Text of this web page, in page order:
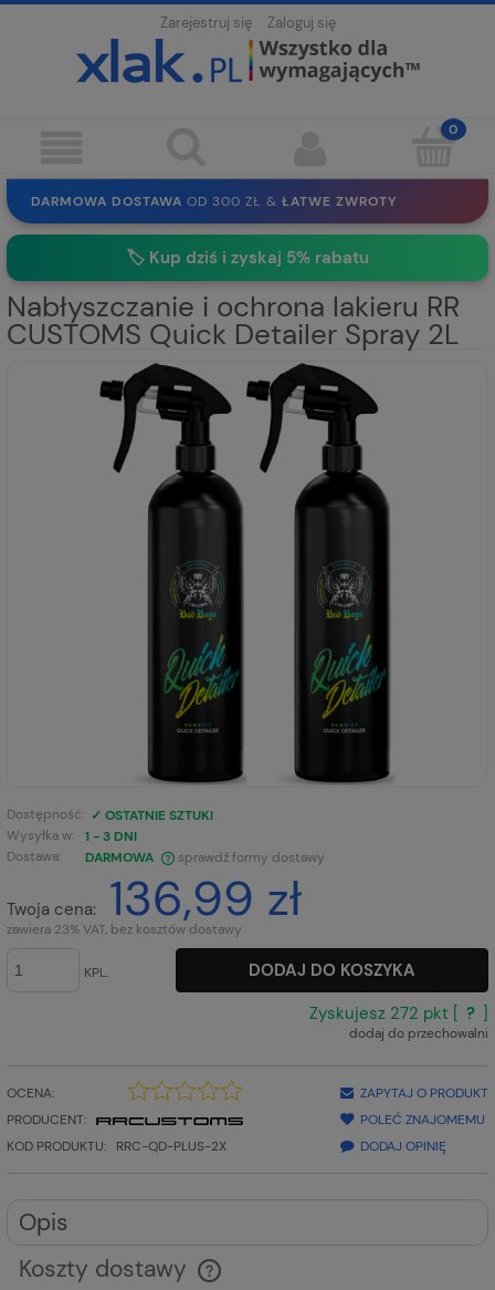
Zarejestruj się Zaloguj się
DARMOWA DOSTAWA OD 300 ZŁ & ŁATWE ZWROTY
100 DNI NA ZWROT BEZ REJESTRACJI
🏷️ Kup dziś i zyskaj 5% rabatu
Nabłyszczanie i ochrona lakieru RR
CUSTOMS Quick Detailer Spray 2L
Dostępność: ✓ OSTATNIE SZTUKI
Wysyłka w:
1 - 3 DNI
Dostawa:
DARMOWA
CENA NIE ZAWIERA EWENTUALNYCH KOSZTÓW PŁATNOŚCI
sprawdź formy dostawy
Twoja cena: 136,99 zł
zawiera 23% VAT, bez kosztów dostawy
KPL.
DODAJ DO KOSZYKA
Zyskujesz 272 pkt [ ?
dodaj do przechowalni
OCENA:
PRODUCENT:
KOD PRODUKTU:
RRC-QD-PLUS-2X
ZAPYTAJ O PRODUKT
POLEĆ ZNAJOMEMU
DODAJ OPINIĘ
Opis
Koszty dostawy
Cena nie zawiera ewentualnych kosztów płatności